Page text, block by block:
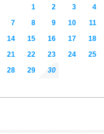
1 2 3 4
7
8 9 10 11
14
15 16 17 18
21
22 23 24 25
28
29 30